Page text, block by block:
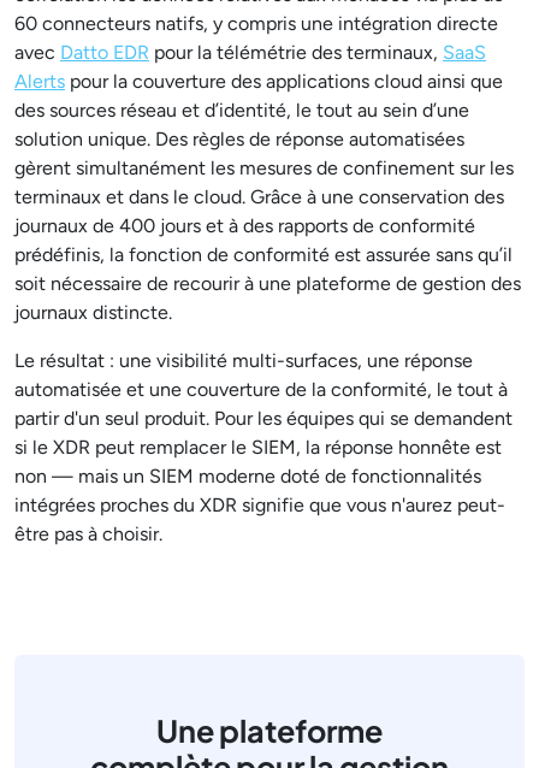
60 connecteurs natifs, y compris une intégration directe
avec Datto EDR pour la télémétrie des terminaux, SaaS
Alerts pour la couverture des applications cloud ainsi que
des sources réseau et d’identité, le tout au sein d’une
solution unique. Des règles de réponse automatisées
gèrent simultanément les mesures de confinement sur les
terminaux et dans le cloud. Grâce à une conservation des
journaux de 400 jours et à des rapports de conformité
prédéfinis, la fonction de conformité est assurée sans qu’il
soit nécessaire de recourir à une plateforme de gestion des
journaux distincte.
Le résultat : une visibilité multi-surfaces, une réponse
automatisée et une couverture de la conformité, le tout à
partir d'un seul produit. Pour les équipes qui se demandent
si le XDR peut remplacer le SIEM, la réponse honnête est
non — mais un SIEM moderne doté de fonctionnalités
intégrées proches du XDR signifie que vous n'aurez peut-
être pas à choisir.
Une plateforme